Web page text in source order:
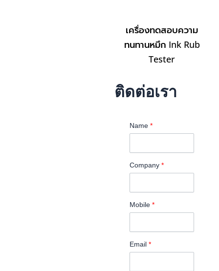
เครื่องทดสอบความ
ทนทานหมึก Ink Rub
Tester
ติดต่อเรา
Name *
Company *
Mobile *
Email *